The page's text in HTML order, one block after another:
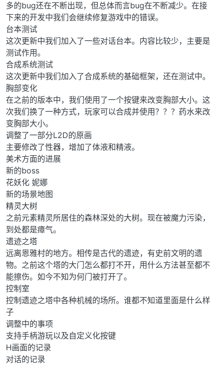
多的bug还在不断出现，但总体而言bug在不断减少。在接
下来的开发中我们会继续修复游戏中的错误。
台本测试
这次更新中我们加入了一些对话台本。内容比较少，主要是
测试作用。
合成系统测试
这次更新中我们加入了合成系统的基础框架，还在测试中。
胸部变化
在之前的版本中，我们使用了一个按键来改变胸部大小。这
次我们换了一种方式，玩家可以合成并使用？？？药水来改
变胸部大小。
调整了一部分L2D的原画
主要修改了性器，增加了体液和精液。
美术方面的进展
新的boss
花妖化 妮娜
新的场景地图
精灵大树
之前元素精灵所居住的森林深处的大树。现在被魔力污染，
到处都是瘴气。
遗迹之塔
远离恩雅村的地方。相传是古代的遗迹，有史前文明的遗
物。之前这个塔的大门怎么都打不开，用什么方法甚至都不
能擦伤。如今不知为何门被打开了。
控制室
控制遗迹之塔中各种机械的场所。谁都不知道里面是什么样
子
调整中的事项
支持手柄游玩以及自定义化按键
H画面的记录
对话的记录